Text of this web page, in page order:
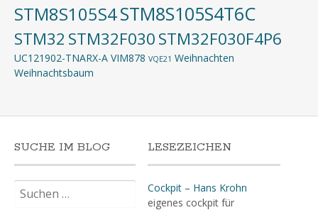
STM8S105S4STM8S105S4T6C
STM32 STM32F030STM32F030F4P6
UC121902-TNARX-A VIM878 VQE21 Weihnachten
Weihnachtsbaum
SUCHE IM BLOG
nach:
LESEZEICHEN
Cockpit – Hans Krohn
eigenes cockpit für